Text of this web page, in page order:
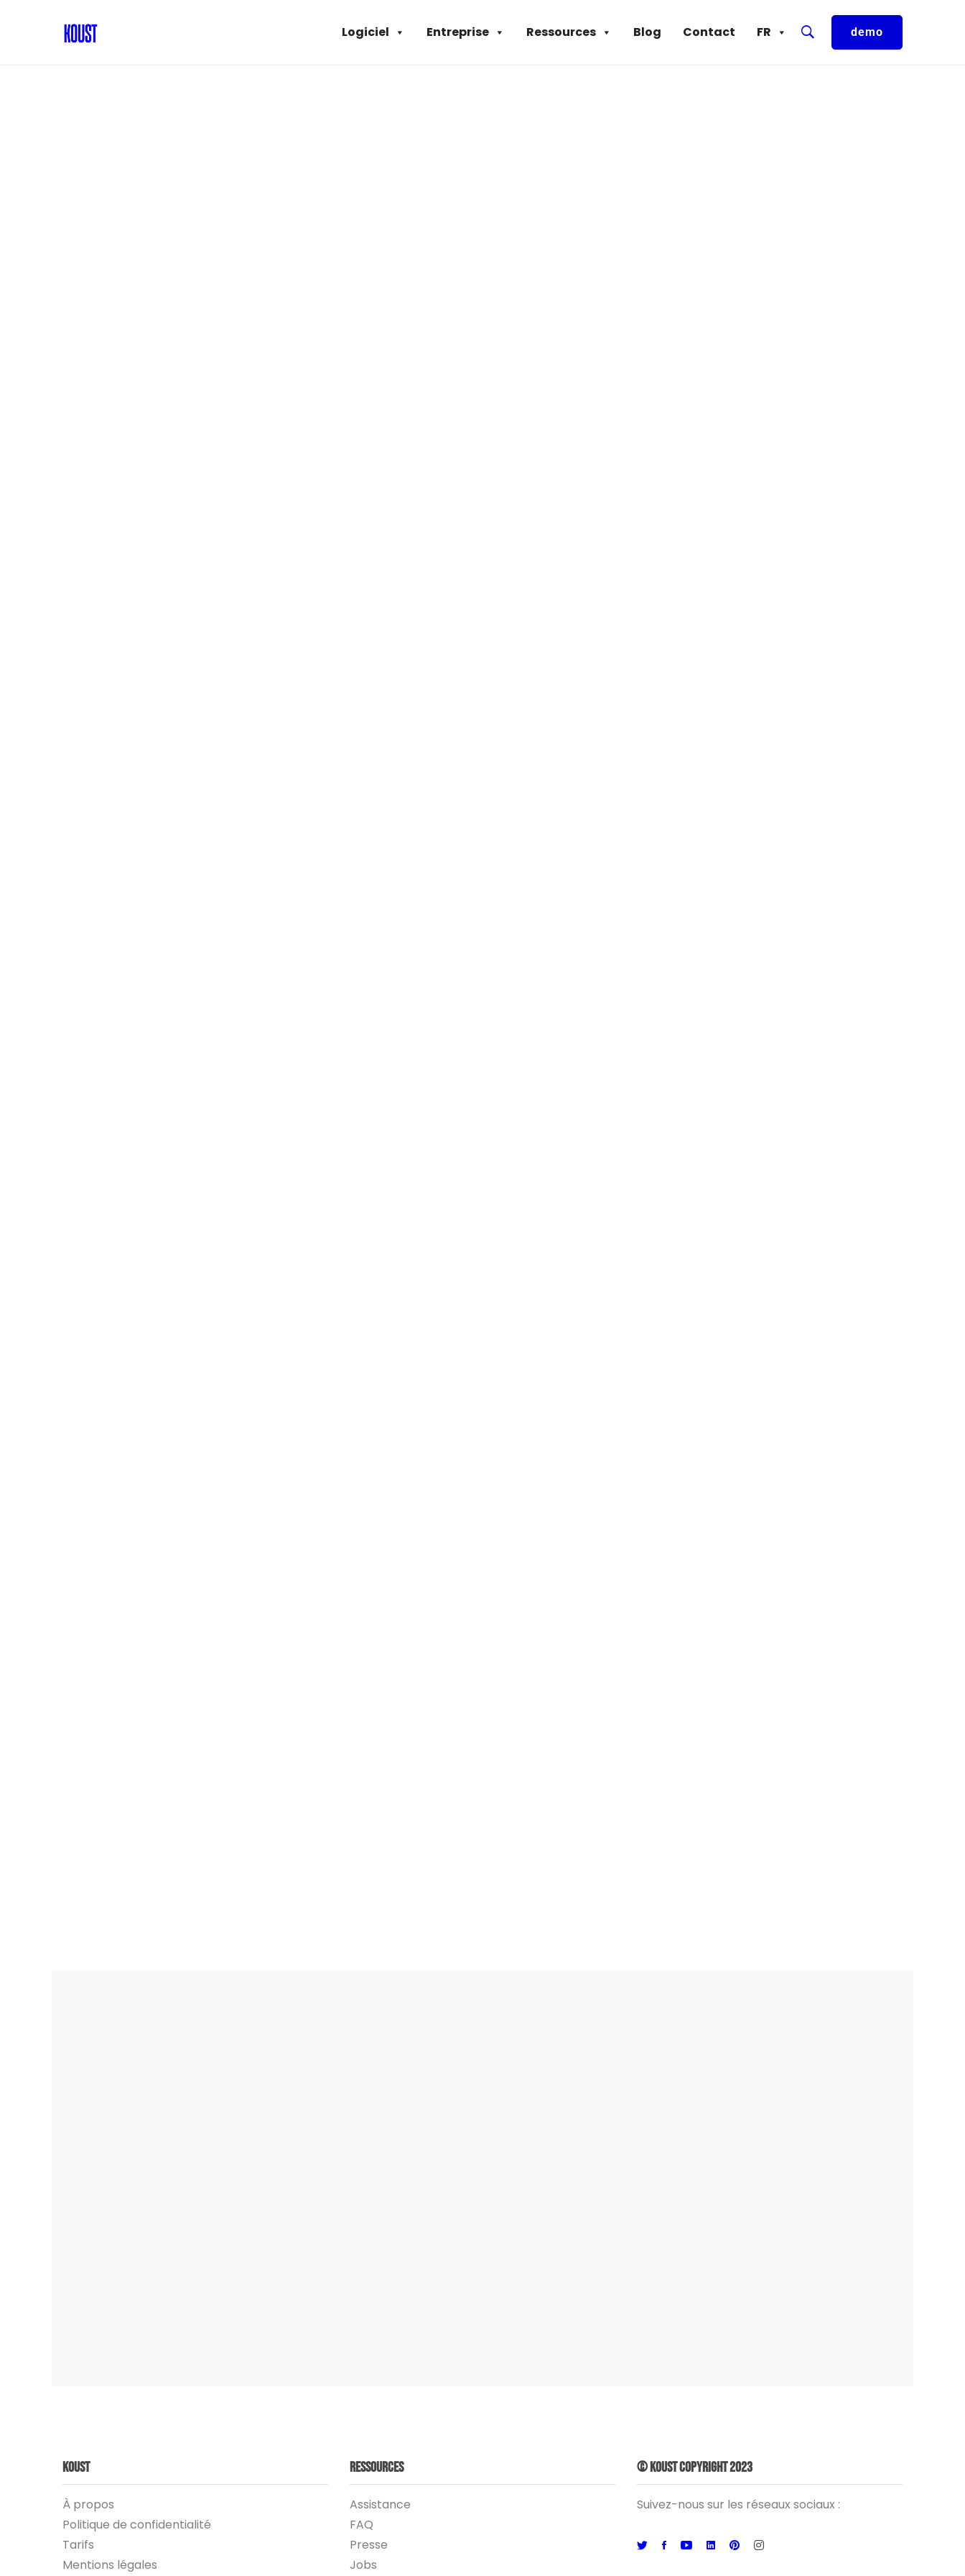
FR
Contact
Blog
Ressources
Entreprise
Logiciel demo
Koust
À propos
Politique de confidentialité
Tarifs
Mentions légales
Ressources
Assistance
FAQ
Presse
Jobs
© Koust Copyright 2023
Suivez-nous sur les réseaux sociaux :